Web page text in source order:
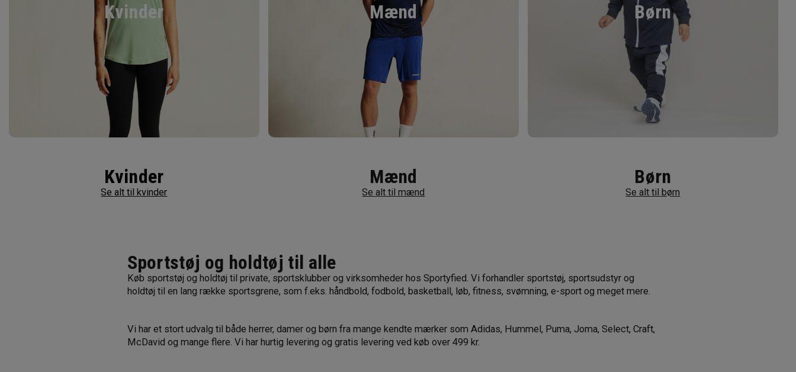
Kvinder Mænd Børn
Kvinder
Se alt til kvinder
Mænd
Se alt til mænd
Børn
Se alt til børn
Sportstøj og holdtøj til alle
Køb sportstøj og holdtøj til private, sportsklubber og virksomheder hos Sportyfied. Vi forhandler sportstøj, sportsudstyr og
holdtøj til en lang række sportsgrene, som f.eks. håndbold, fodbold, basketball, løb, fitness, svømning, e-sport og meget mere.
Vi har et stort udvalg til både herrer, damer og børn fra mange kendte mærker som Adidas, Hummel, Puma, Joma, Select, Craft,
McDavid og mange flere. Vi har hurtig levering og gratis levering ved køb over 499 kr.